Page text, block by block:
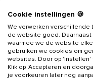
Op 300 meter van de
voor 15 tot 30 personen
(tegen meerprijs
familiecamping met vele
Cookie instellingen 🍪
We verwerken verschillende
de website goed.
waarmee we de website
gebruiken we cookies om
websites. Door op 'Instellen'
Klik op 'Accepteren en
je voorkeuren later nog